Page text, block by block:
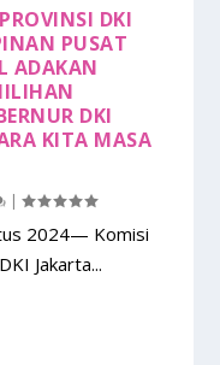
DKI
PUSAT
ADAKAN
DKI
KITA MASA
|
2024— Komisi
Jakarta...